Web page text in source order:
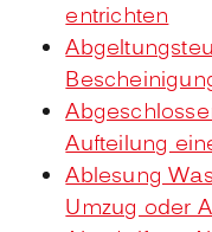
entrichten
Aufteilung
Ablesung
Umzug oder